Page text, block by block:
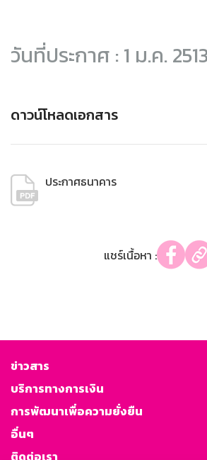
วันที่ประกาศ : 1 ม.ค. 2513
ดาวน์โหลดเอกสาร
ประกาศธนาคาร
แชร์เนื้อหา :
ข่าวสาร
บริการทางการเงิน
การพัฒนาเพื่อความยั่งยืน
อื่นๆ